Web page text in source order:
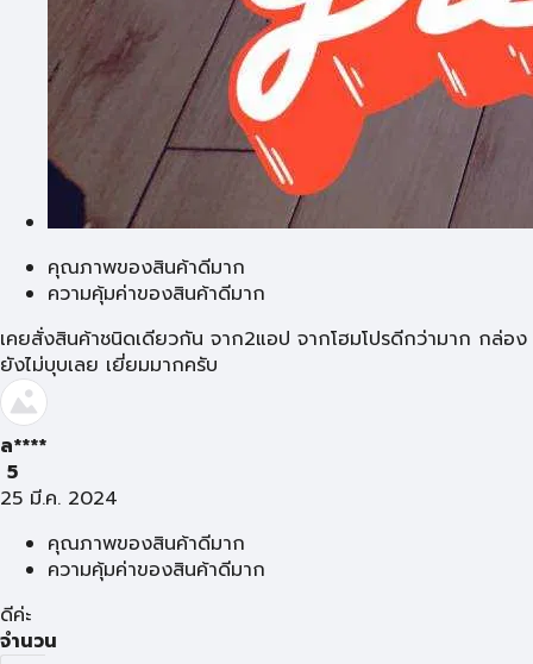
คุณภาพของสินค้าดีมาก
ความคุ้มค่าของสินค้าดีมาก
เคยสั่งสินค้าชนิดเดียวกัน จาก2แอป จากโฮมโปรดีกว่ามาก กล่อง
ยังไม่บุบเลย เยี่ยมมากครับ
ล****
5
25 มี.ค. 2024
คุณภาพของสินค้าดีมาก
ความคุ้มค่าของสินค้าดีมาก
ดีค่ะ
จำนวน